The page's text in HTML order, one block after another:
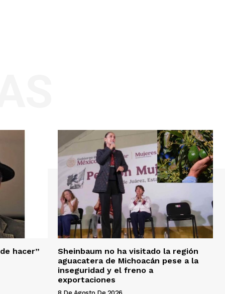
hacer”
Sheinbaum no ha visitado la región
aguacatera de Michoacán pese a la
inseguridad y el freno a
exportaciones